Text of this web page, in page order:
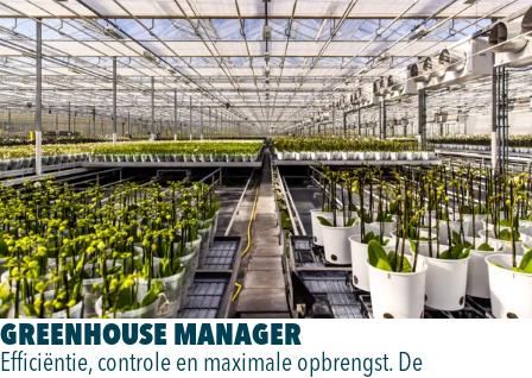
GREENHOUSE MANAGER
Efficiëntie, controle en maximale opbrengst. De